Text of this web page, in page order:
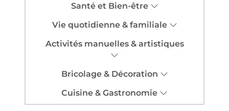
Santé et Bien-être
Vie quotidienne & familiale
Activités manuelles & artistiques
Bricolage & Décoration
Cuisine & Gastronomie